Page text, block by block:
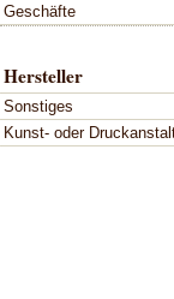
Geschäfte
Hersteller
Sonstiges
Kunst- oder